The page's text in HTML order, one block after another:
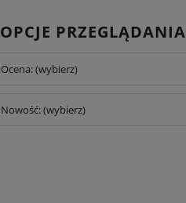
OPCJE PRZEGLĄDANIA
Ocena: (wybierz)
Nowość: (wybierz)